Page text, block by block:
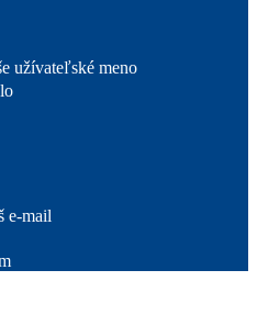
užívateľské meno
e-mail